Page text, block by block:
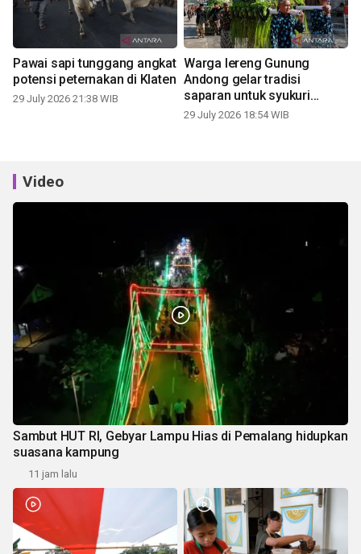
Pawai sapi tunggang angkat
potensi peternakan di Klaten
29 July 2026 21:38 WIB
Warga lereng Gunung
Andong gelar tradisi
saparan untuk syukuri
panen
29 July 2026 18:54 WIB
Video
Sambut HUT RI, Gebyar Lampu Hias di Pemalang hidupkan
suasana kampung
11 jam lalu